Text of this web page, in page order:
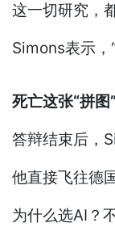
这一切研究，
Simons表示，
死亡这张“拼
答辩结束后，
他直接飞往德
为什么选AI？